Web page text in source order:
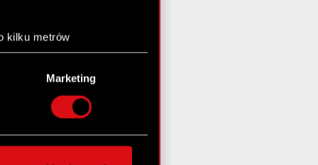
kilku metrów
(fingerprinting,
preferencje w
chwili.
i
Marketing